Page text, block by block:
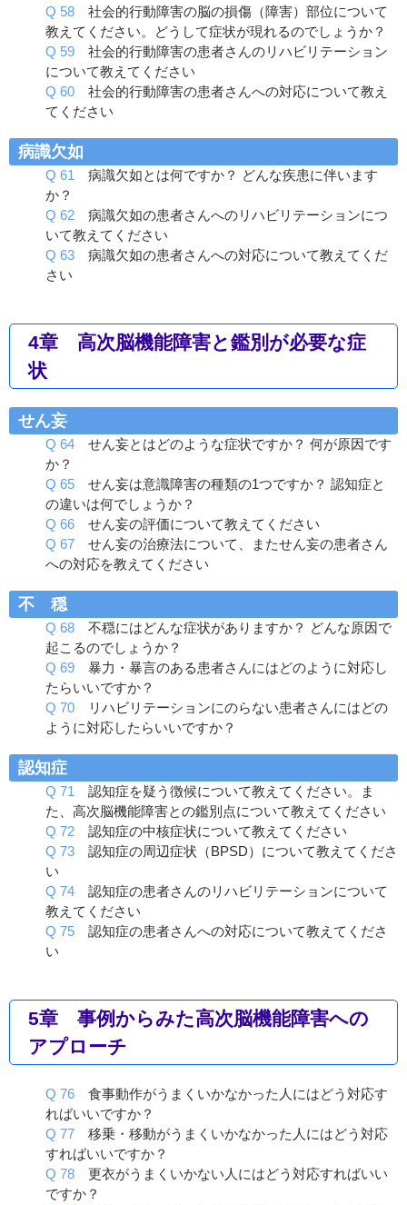
Q 58 社会的行動障害の脳の損傷（障害）部位について
教えてください。どうして症状が現れるのでしょうか？
Q 59 社会的行動障害の患者さんのリハビリテーション
について教えてください
Q 60 社会的行動障害の患者さんへの対応について教え
てください
病識欠如
Q 61
病識欠如とは何ですか？ どんな疾患に伴います
か？
Q 62 病識欠如の患者さんへのリハビリテーションにつ
いて教えてください
Q 63 病識欠如の患者さんへの対応について教えてくだ
さい
4章 高次脳機能障害と鑑別が必要な症
状
せん妄
Q 64 せん妄とはどのような症状ですか？ 何が原因です
か？
Q 65 せん妄は意識障害の種類の1つですか？ 認知症と
の違いは何でしょうか？
Q 66 せん妄の評価について教えてください
Q 67 せん妄の治療法について、またせん妄の患者さん
への対応を教えてください
不 穏
Q 68 不穏にはどんな症状がありますか？ どんな原因で
起こるのでしょうか？
Q 69 暴力・暴言のある患者さんにはどのように対応し
たらいいですか？
Q 70 リハビリテーションにのらない患者さんにはどの
ように対応したらいいですか？
認知症
Q 71
認知症を疑う徴候について教えてください。ま
た、高次脳機能障害との鑑別点について教えてください
Q 72 認知症の中核症状について教えてください
Q 73 認知症の周辺症状（BPSD）について教えてくださ
い
Q 74 認知症の患者さんのリハビリテーションについて
教えてください
Q 75 認知症の患者さんへの対応について教えてくださ
い
5章 事例からみた高次脳機能障害への
アプローチ
Q 76 食事動作がうまくいかなかった人にはどう対応す
ればいいですか？
Q 77 移乗・移動がうまくいかなかった人にはどう対応
すればいいですか？
Q 78 更衣がうまくいかない人にはどう対応すればいい
ですか？